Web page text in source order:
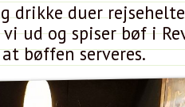
drikke duer
ud og spiser bøf i
bøffen serveres.